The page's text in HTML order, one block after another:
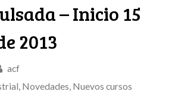
– Inicio 15
2013
acf
, Novedades, Nuevos cursos